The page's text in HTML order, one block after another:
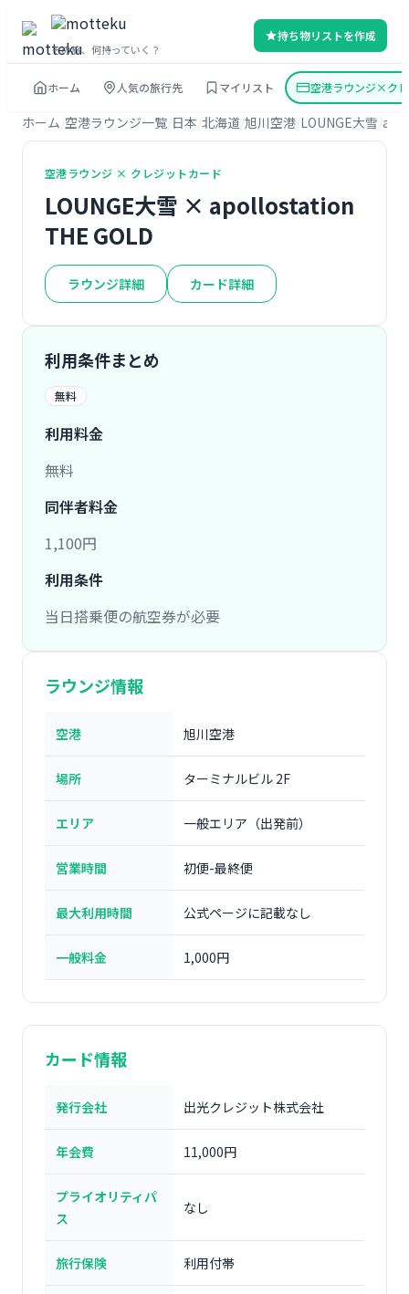
その旅、何持っていく？
持ち物リストを作成
ホーム 人気の旅行先 マイリスト 空港ラウンジ×ク
ホーム 空港ラウンジ一覧 日本 北海道 旭川空港 LOUNGE大雪
空港ラウンジ × クレジットカード
LOUNGE大雪 × apollostation
THE GOLD
ラウンジ詳細 カード詳細
利用条件まとめ
無料
利用料金
無料
同伴者料金
1,100円
利用条件
当日搭乗便の航空券が必要
ラウンジ情報
空港 旭川空港
場所 ターミナルビル 2F
エリア 一般エリア（出発前）
営業時間 初便-最終便
最大利用時間 公式ページに記載なし
一般料金 1,000円
カード情報
発行会社 出光クレジット株式会社
年会費 11,000円
プライオリティパ
ス
なし
旅行保険 利用付帯